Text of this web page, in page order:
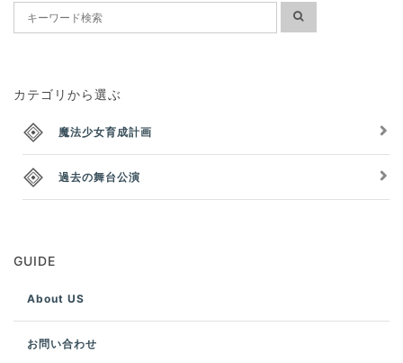
カテゴリから選ぶ
魔法少女育成計画
過去の舞台公演
GUIDE
About US
お問い合わせ